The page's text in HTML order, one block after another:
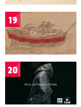
19
20